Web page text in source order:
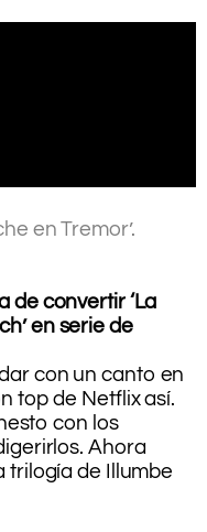
en Tremor’.
de convertir ‘La
en serie de
con un canto en
top de Netflix así.
con los
Ahora
trilogía de Illumbe